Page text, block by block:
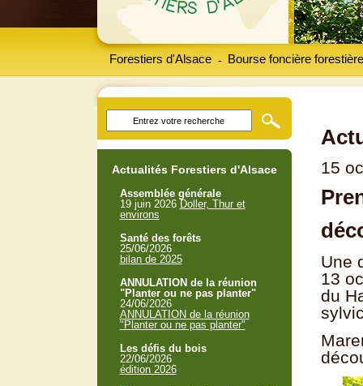
Forestiers d'Alsace Bourse foncière forestière
-
15
Une
13
du
Actualités Forestiers d'Alsace
Assemblée générale
19 juin 2026 Doller, Thur et
environs
Santé des forêts
25/06/2026
bilan de 2025
ANNULATION de la réunion
"Planter ou ne pas planter"
24/06/2026
ANNULATION de la réunion
"Planter ou ne pas planter"
Les défis du bois
22/06/2026
édition 2026